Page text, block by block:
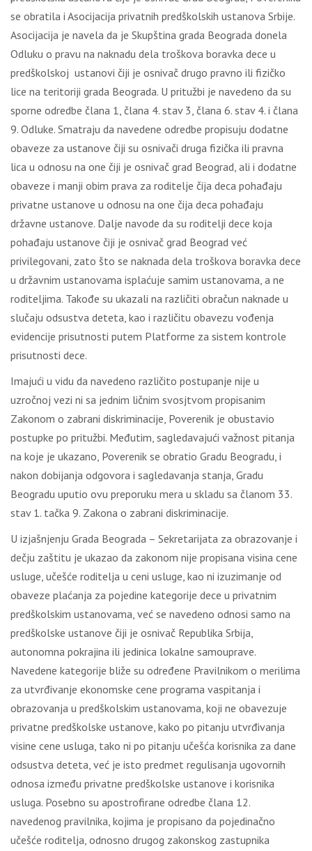
se obratila i Asocijacija privatnih predškolskih ustanova Srbije.
Asocijacija je navela da je Skupština grada Beograda donela
Odluku o pravu na naknadu dela troškova boravka dece u
predškolskoj ustanovi čiji je osnivač drugo pravno ili fizičko
lice na teritoriji grada Beograda. U pritužbi je navedeno da su
sporne odredbe člana 1, člana 4. stav 3, člana 6. stav 4. i člana
9. Odluke. Smatraju da navedene odredbe propisuju dodatne
obaveze za ustanove čiji su osnivači druga fizička ili pravna
lica u odnosu na one čiji je osnivač grad Beograd, ali i dodatne
obaveze i manji obim prava za roditelje čija deca pohađaju
privatne ustanove u odnosu na one čija deca pohađaju
državne ustanove. Dalje navode da su roditelji dece koja
pohađaju ustanove čiji je osnivač grad Beograd već
privilegovani, zato što se naknada dela troškova boravka dece
u državnim ustanovama isplaćuje samim ustanovama, a ne
roditeljima. Takođe su ukazali na različiti obračun naknade u
slučaju odsustva deteta, kao i različitu obavezu vođenja
evidencije prisutnosti putem Platforme za sistem kontrole
prisutnosti dece.
Imajući u vidu da navedeno različito postupanje nije u
uzročnoj vezi ni sa jednim ličnim svosjtvom propisanim
Zakonom o zabrani diskriminacije, Poverenik je obustavio
postupke po pritužbi. Međutim, sagledavajući važnost pitanja
na koje je ukazano, Poverenik se obratio Gradu Beogradu, i
nakon dobijanja odgovora i sagledavanja stanja, Gradu
Beogradu uputio ovu preporuku mera u skladu sa članom 33.
stav 1. tačka 9. Zakona o zabrani diskriminacije.
U izjašnjenju Grada Beograda – Sekretarijata za obrazovanje i
dečju zaštitu je ukazao da zakonom nije propisana visina cene
usluge, učešće roditelja u ceni usluge, kao ni izuzimanje od
obaveze plaćanja za pojedine kategorije dece u privatnim
predškolskim ustanovama, već se navedeno odnosi samo na
predškolske ustanove čiji je osnivač Republika Srbija,
autonomna pokrajina ili jedinica lokalne samouprave.
Navedene kategorije bliže su određene Pravilnikom o merilima
za utvrđivanje ekonomske cene programa vaspitanja i
obrazovanja u predškolskim ustanovama, koji ne obavezuje
privatne predškolske ustanove, kako po pitanju utvrđivanja
visine cene usluga, tako ni po pitanju učešća korisnika za dane
odsustva deteta, već je isto predmet regulisanja ugovornih
odnosa između privatne predškolske ustanove i korisnika
usluga. Posebno su apostrofirane odredbe člana 12.
navedenog pravilnika, kojima je propisano da pojedinačno
učešće roditelja, odnosno drugog zakonskog zastupnika